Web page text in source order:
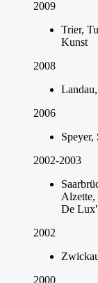
2009
Trier,
Kunst
2008
2006
Speyer,
2002-2003
De
2002
2000